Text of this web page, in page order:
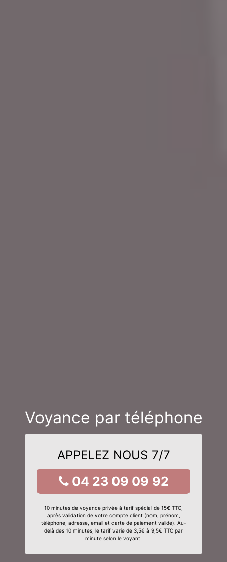
Voyance par téléphone
APPELEZ NOUS 7/7
04 23 09 09 92
10 minutes de voyance privée à tarif spécial de 15€ TTC,
après validation de votre compte client (nom, prénom,
téléphone, adresse, email et carte de paiement valide). Au-
delà des 10 minutes, le tarif varie de 3,5€ à 9,5€ TTC par
minute selon le voyant.